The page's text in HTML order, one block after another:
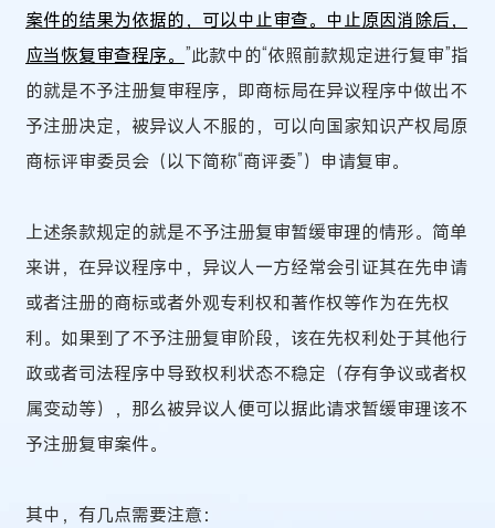
案件的结果为依据的，可以中止审查。中止原因消除后，
应当恢复审查程序。 ”此款中的“依照前款规定进行复审”指
的就是不予注册复审程序，即商标局在异议程序中做出不
予注册决定，被异议人不服的，可以向国家知识产权局原
商标评审委员会（以下简称“商评委”）申请复审。
上述条款规定的就是不予注册复审暂缓审理的情形。简单
来讲，在异议程序中，异议人一方经常会引证其在先申请
或者注册的商标或者外观专利权和著作权等作为在先权
利。如果到了不予注册复审阶段，该在先权利处于其他行
政或者司法程序中导致权利状态不稳定（存有争议或者权
属变动等），那么被异议人便可以据此请求暂缓审理该不
予注册复审案件。
其中，有几点需要注意：